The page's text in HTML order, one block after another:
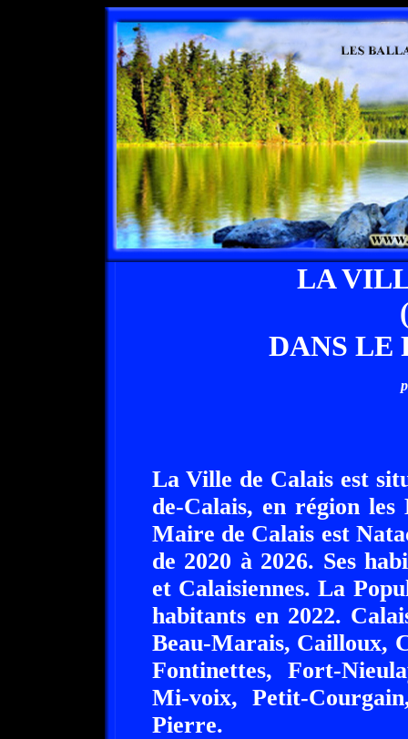
LA
DANS LE
La Ville de Calais est
de-Calais, en région
Maire de Calais est
de 2020 à 2026. Ses
et Calaisiennes. La
habitants en 2022.
Beau-Marais, Cailloux,
Fontinettes, Fort-
Mi-voix, Petit-
Pierre.